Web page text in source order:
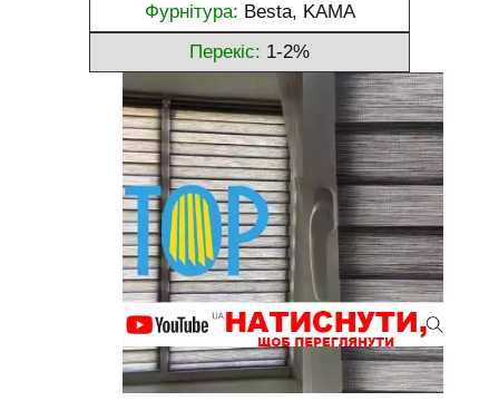
Фурнітура: Besta, KAMA
Перекіс: 1-2%